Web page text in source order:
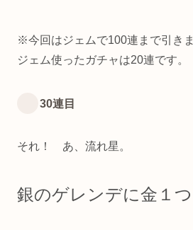
※今回はジェムで100連まで引き
ジェム使ったガチャは20連です。
30連目
それ！ あ、流れ星。
銀のゲレンデに金１つ